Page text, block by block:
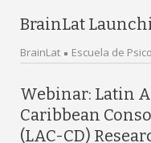
BrainLat
BrainLat Escuela de
Webinar: Latin
Caribbean
(LAC-CD)